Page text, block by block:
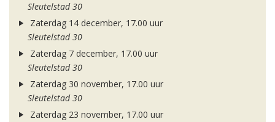
Sleutelstad 30
Zaterdag 14 december, 17.00 uur
Sleutelstad 30
Zaterdag 7 december, 17.00 uur
Sleutelstad 30
Zaterdag 30 november, 17.00 uur
Sleutelstad 30
Zaterdag 23 november, 17.00 uur